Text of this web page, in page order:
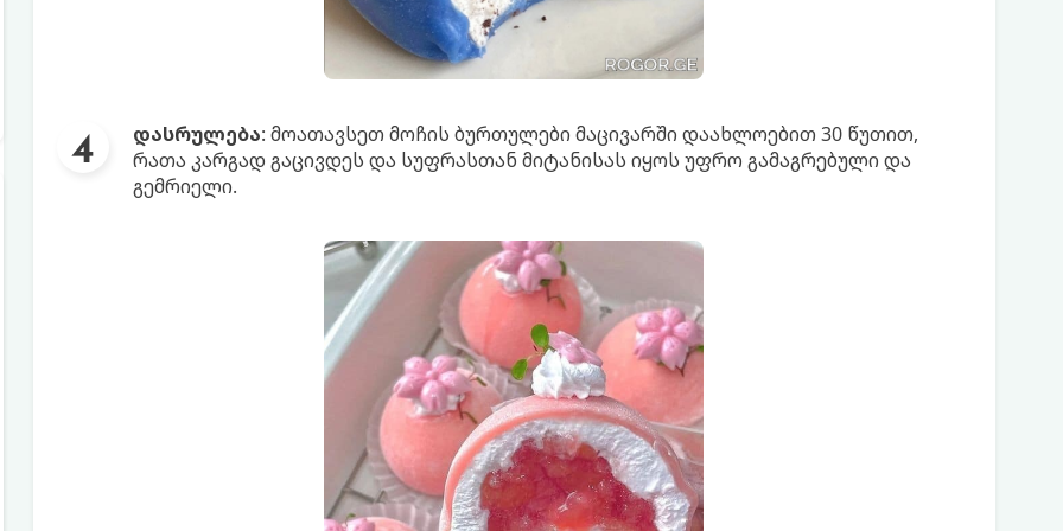
დასრულება: მოათავსეთ მოჩის ბურთულები მაცივარში დაახლოებით 30 წუთით,
რათა კარგად გაცივდეს და სუფრასთან მიტანისას იყოს უფრო გამაგრებული და
გემრიელი.